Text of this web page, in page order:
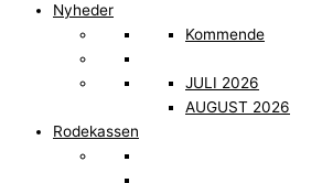
Nyheder
Kommende
JULI 2026
AUGUST 2026
Rodekassen